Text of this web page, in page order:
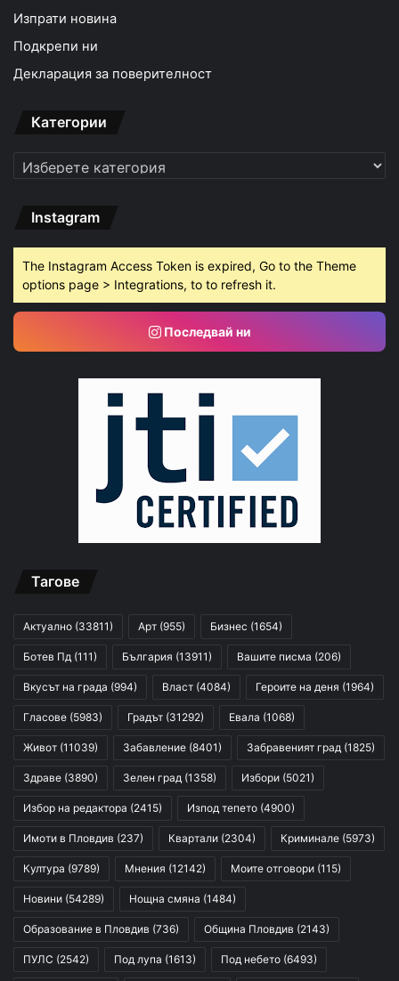
Изпрати новина
Подкрепи ни
Декларация за поверителност
Категории
Категории
Instagram
The Instagram Access Token is expired, Go to the Theme
options page > Integrations, to to refresh it.
Последвай ни
Тагове
Актуално (33811) Арт (955) Бизнес (1654)
Ботев Пд (111) България (13911) Вашите писма (206)
Вкусът на града (994) Власт (4084) Героите на деня (1964)
Гласове (5983) Градът (31292) Евала (1068)
Живот (11039) Забавление (8401) Забравеният град (1825)
Здраве (3890) Зелен град (1358) Избори (5021)
Избор на редактора (2415) Изпод тепето (4900)
Имоти в Пловдив (237) Квартали (2304) Криминале (5973)
Култура (9789) Мнения (12142) Моите отговори (115)
Новини (54289) Нощна смяна (1484)
Образование в Пловдив (736) Община Пловдив (2143)
ПУЛС (2542) Под лупа (1613) Под небето (6493)